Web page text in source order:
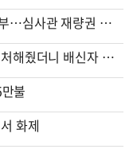
서류 하나만 빠져도 영주권·비자 거부…심사관 재량권 대폭 확대
한인 남성, 처형 상대로 성범죄…"선처해줬더니 배신자 취급"
불
화제